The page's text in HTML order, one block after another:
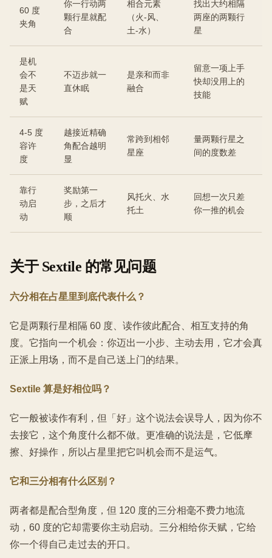
60 度
夹角
你一行动两
颗行星就配
合
相合元素
（火-风、
土-水）
找出大约相隔
两座的两颗行
星
是机
会不
是天
赋
不迈步就一
直休眠
是亲和而非
融合
留意一项上手
快却没用上的
技能
4-5 度
容许
度
越接近精确
角配合越明
显
常跨到相邻
星座
量两颗行星之
间的度数差
靠行
动启
动
奖励第一
步，之后才
顺
风托火、水
托土
回想一次只差
你一推的机会
关于 Sextile 的常见问题
六分相在占星里到底代表什么？
它是两颗行星相隔 60 度、读作彼此配合、相互支持的角
度。它指向一个机会：你迈出一小步、主动去用，它才会真
正派上用场，而不是自己送上门的结果。
Sextile 算是好相位吗？
它一般被读作有利，但「好」这个说法会误导人，因为你不
去接它，这个角度什么都不做。更准确的说法是，它低摩
擦、好操作，所以占星里把它叫机会而不是运气。
它和三分相有什么区别？
两者都是配合型角度，但 120 度的三分相毫不费力地流
动，60 度的它却需要你主动启动。三分相给你天赋，它给
你一个得自己走过去的开口。